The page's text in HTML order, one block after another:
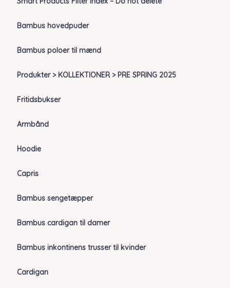
Bambus hovedpuder
Bambus poloer til mænd
Produkter > KOLLEKTIONER > PRE SPRING 2025
Fritidsbukser
Armbånd
Hoodie
Capris
Bambus sengetæpper
Bambus cardigan til damer
Bambus inkontinens trusser til kvinder
Cardigan